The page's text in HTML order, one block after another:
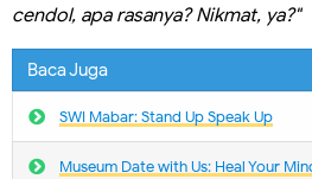
cendol, apa rasanya? Nikmat, ya?"
Baca Juga
SWI Mabar: Stand Up Speak Up
Museum Date with Us: Heal Your